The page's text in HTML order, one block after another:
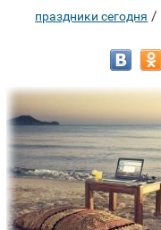
праздники сегодня /